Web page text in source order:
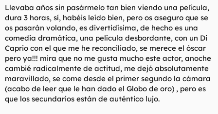
Llevaba años sin pasármelo tan bien viendo una película,
dura 3 horas, sí, habéis leído bien, pero os aseguro que se
os pasarán volando, es divertidísima, de hecho es una
comedia dramática, una película desbordante, con un Di
Caprio con el que me he reconciliado, se merece el óscar
pero ya!!! mira que no me gusta mucho este actor, anoche
cambié radicalmente de actitud, me dejó absolutamente
maravillado, se come desde el primer segundo la cámara
(acabo de leer que le han dado el Globo de oro) , pero es
que los secundarios están de auténtico lujo.